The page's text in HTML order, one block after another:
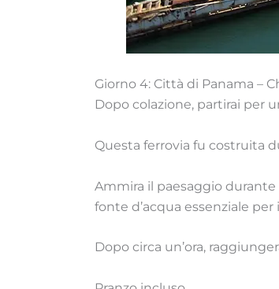
Giorno 4: Città di Panama –
Dopo colazione, partirai per
Questa ferrovia fu costruita
Ammira il paesaggio
fonte d’acqua essenziale
Dopo circa un’ora,